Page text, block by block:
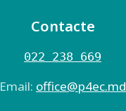
Contacte
022 238 669
Email: оffice@p4ec.md